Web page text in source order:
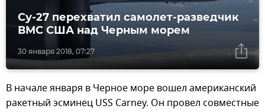
30 января 2018, 07:27
Су-27 перехватил самолет-разведчик
ВМС США над Черным морем
​​В начале января в Черное море вошел американский
ракетный эсминец USS Carney. Он провел совместные